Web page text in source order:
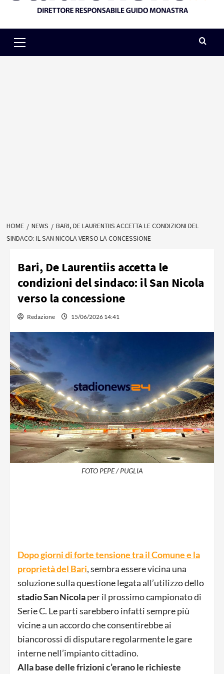
Menu
HOME NEWS
BARI, DE LAURENTIIS ACCETTA LE CONDIZIONI DEL
SINDACO: IL SAN NICOLA VERSO LA CONCESSIONE
Bari, De Laurentiis accetta le
condizioni del sindaco: il San Nicola
verso la concessione
Redazione 15/06/2026 14:41
FOTO PEPE / PUGLIA
Dopo giorni di forte tensione tra il Comune e la
proprietà del Bari, sembra essere vicina una
soluzione sulla questione legata all’utilizzo dello
stadio San Nicolaper il prossimo campionato di
Serie C. Le parti sarebbero infatti sempre più
vicine a un accordo che consentirebbe ai
biancorossi di disputare regolarmente le gare
interne nell’impianto cittadino.
Alla base delle frizioni c’erano le richieste